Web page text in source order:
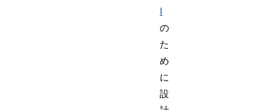
I
の
た
め
に
設